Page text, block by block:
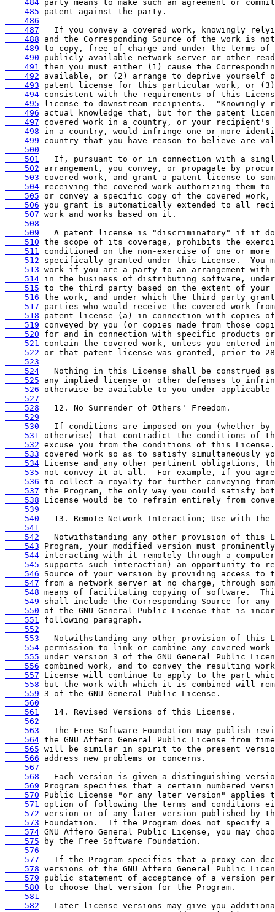
    484
    485
    486
    487
    488
    489
    490
    491
    492
    493
    494
    495
    496
    497
    498
    499
    500
    501
    502
    503
    504
    505
    506
    507
    508
    509
    510
    511
    512
    513
    514
    515
    516
    517
    518
    519
    520
    521
    522
    523
    524
    525
    526
    527
    528
    529
    530
    531
    532
    533
    534
    535
    536
    537
    538
    539
    540
    541
    542
    543
    544
    545
    546
    547
    548
    549
    550
    551
    552
    553
    554
    555
    556
    557
    558
    559
    560
    561
    562
    563
    564
    565
    566
    567
    568
    569
    570
    571
    572
    573
    574
    575
    576
    577
    578
    579
    580
    581
    582